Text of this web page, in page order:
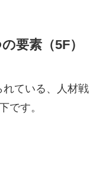
要素（5F）
れている、人材戦
です。